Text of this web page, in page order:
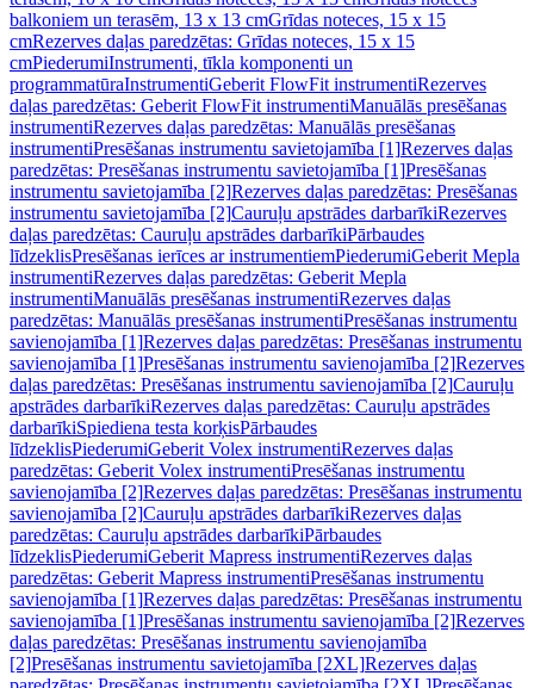
balkoniem un terasēm, 13 x 13 cmGrīdas noteces, 15 x 15
cmRezerves daļas paredzētas: Grīdas noteces, 15 x 15
cmPiederumiInstrumenti, tīkla komponenti un
programmatūraInstrumentiGeberit FlowFit instrumentiRezerves
daļas paredzētas: Geberit FlowFit instrumentiManuālās presēšanas
instrumentiRezerves daļas paredzētas: Manuālās presēšanas
instrumentiPresēšanas instrumentu savietojamība [1]Rezerves daļas
paredzētas: Presēšanas instrumentu savietojamība [1]Presēšanas
instrumentu savietojamība [2]Rezerves daļas paredzētas: Presēšanas
instrumentu savietojamība [2]Cauruļu apstrādes darbarīkiRezerves
daļas paredzētas: Cauruļu apstrādes darbarīkiPārbaudes
līdzeklisPresēšanas ierīces ar instrumentiemPiederumiGeberit Mepla
instrumentiRezerves daļas paredzētas: Geberit Mepla
instrumentiManuālās presēšanas instrumentiRezerves daļas
paredzētas: Manuālās presēšanas instrumentiPresēšanas instrumentu
savienojamība [1]Rezerves daļas paredzētas: Presēšanas instrumentu
savienojamība [1]Presēšanas instrumentu savienojamība [2]Rezerves
daļas paredzētas: Presēšanas instrumentu savienojamība [2]Cauruļu
apstrādes darbarīkiRezerves daļas paredzētas: Cauruļu apstrādes
darbarīkiSpiediena testa korķisPārbaudes
līdzeklisPiederumiGeberit Volex instrumentiRezerves daļas
paredzētas: Geberit Volex instrumentiPresēšanas instrumentu
savienojamība [2]Rezerves daļas paredzētas: Presēšanas instrumentu
savienojamība [2]Cauruļu apstrādes darbarīkiRezerves daļas
paredzētas: Cauruļu apstrādes darbarīkiPārbaudes
līdzeklisPiederumiGeberit Mapress instrumentiRezerves daļas
paredzētas: Geberit Mapress instrumentiPresēšanas instrumentu
savienojamība [1]Rezerves daļas paredzētas: Presēšanas instrumentu
savienojamība [1]Presēšanas instrumentu savienojamība [2]Rezerves
daļas paredzētas: Presēšanas instrumentu savienojamība
[2]Presēšanas instrumentu savietojamība [2XL]Rezerves daļas